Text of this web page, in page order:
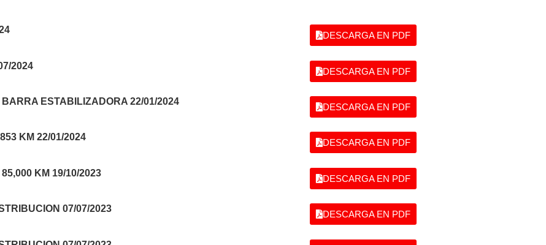
DESCARGA EN PDF
2024
DESCARGA EN PDF
ESTABILIZADORA 22/01/2024
DESCARGA EN PDF
KM 22/01/2024
DESCARGA EN PDF
KM 19/10/2023
DESCARGA EN PDF
07/07/2023
DESCARGA EN PDF